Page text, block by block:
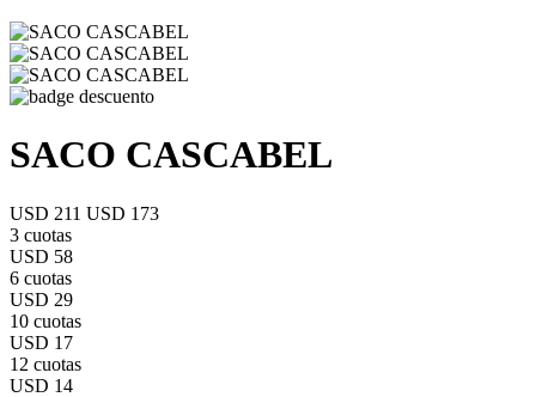
SACO CASCABEL
USD 211 USD 173
3 cuotas
USD 58
6 cuotas
USD 29
10 cuotas
USD 17
12 cuotas
USD 14